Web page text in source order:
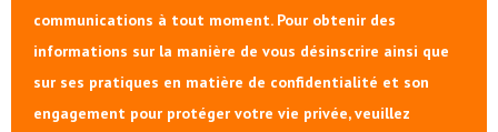
communications à tout moment. Pour obtenir des
informations sur la manière de vous désinscrire ainsi que
sur ses pratiques en matière de confidentialité et son
engagement pour protéger votre vie privée, veuillez